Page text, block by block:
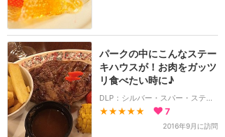
パークの中にこんなステー
キハウスが！お肉をガッツ
リ食べたい時に♪
DLP：シルバー・スパー・ステーキハウス
★★★★★ 7
2016年9月に訪問